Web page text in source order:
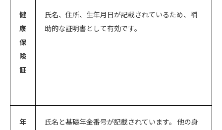
健
康
保
険
証
氏名、住所、生年月日が記載されているため、補
助的な証明書として有効です。
年
氏名と基礎年金番号が記載されています。 他の身